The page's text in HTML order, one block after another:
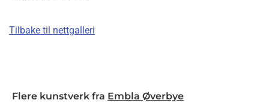
Tilbake til nettgalleri
Flere kunstverk fra Embla Øverbye